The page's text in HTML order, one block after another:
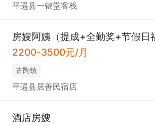
平遥县一锦堂客栈
房嫂阿姨（提成+全勤奖+节假日
2200-3500元/月
古陶镇
平遥县居善民宿店
酒店房嫂